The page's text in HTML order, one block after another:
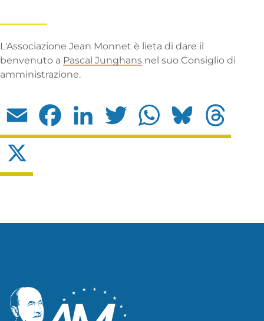
L'Associazione Jean Monnet è lieta di dare il
benvenuto a Pascal Junghans nel suo Consiglio di
amministrazione.
Email Facebook LinkedIn Twitter WhatsApp Bluesky